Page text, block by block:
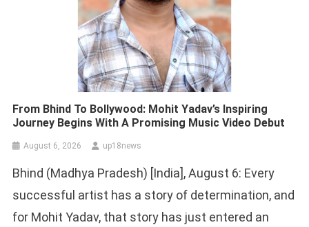
From Bhind To Bollywood: Mohit Yadav’s Inspiring
Journey Begins With A Promising Music Video Debut
August 6, 2026 up18news
Bhind (Madhya Pradesh) [India], August 6: Every
successful artist has a story of determination, and
for Mohit Yadav, that story has just entered an